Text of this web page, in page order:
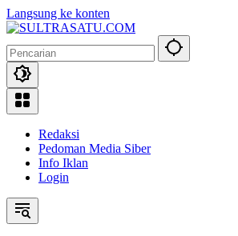
Langsung ke konten
Redaksi
Pedoman Media Siber
Info Iklan
Login